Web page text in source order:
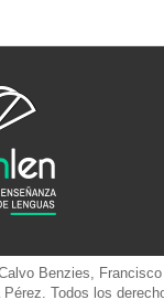
Benzies,
Todos los